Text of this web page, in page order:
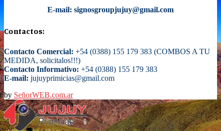
E-mail: signosgroupjujuy@gmail.com
Contactos:
Contacto Comercial: +54 (0388) 155 179 383 (COMBOS A TU
MEDIDA, solicitalos!!!)
Contacto Informativo: +54 (0388) 155 179 383
E-mail: jujuyprimicias@gmail.com
by SeñorWEB.com.ar